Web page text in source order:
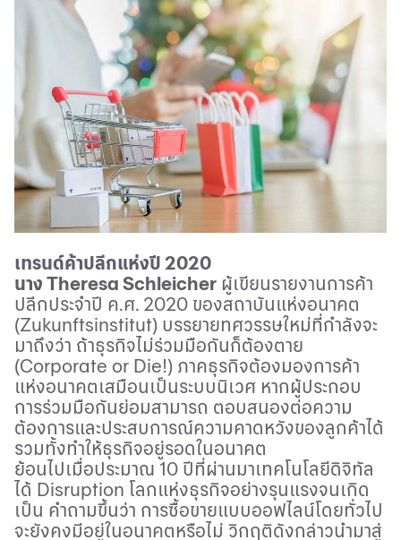
เทรนด์ค้าปลีกแห่งปี 2020
นาง Theresa Schleicher ผู้เขียนรายงานการค้า
ปลีกประจำปี ค.ศ. 2020 ของสถาบันแห่งอนาคต
(Zukunftsinstitut) บรรยายทศวรรษใหม่ที่กำลังจะ
มาถึงว่า ถ้าธุรกิจไม่ร่วมมือกันก็ต้องตาย
(Corporate or Die!) ภาคธุรกิจต้องมองการค้า
แห่งอนาคตเสมือนเป็นระบบนิเวศ หากผู้ประกอบ
การร่วมมือกันย่อมสามารถ ตอบสนองต่อความ
ต้องการและประสบการณ์ความคาดหวังของลูกค้าได้
รวมทั้งทำให้ธุรกิจอยู่รอดในอนาคต
ย้อนไปเมื่อประมาณ 10 ปีที่ผ่านมาเทคโนโลยีดิจิทัล
ได้ Disruption โลกแห่งธุรกิจอย่างรุนแรงจนเกิด
เป็น คำถามขึ้นว่า การซื้อขายแบบออฟไลน์โดยทั่วไป
จะยังคงมีอยู่ในอนาคตหรือไม่ วิกฤติดังกล่าวนำมาสู่